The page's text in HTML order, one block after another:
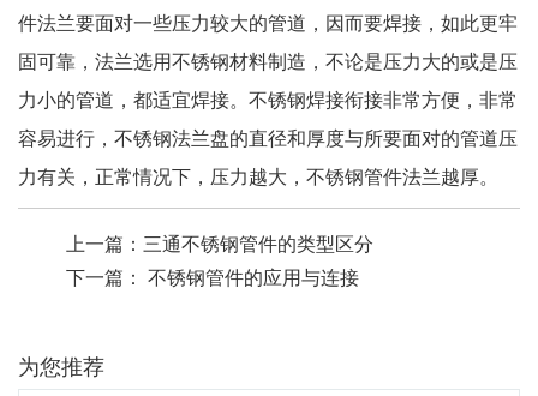
件法兰要面对一些压力较大的管道，因而要焊接，如此更牢
固可靠，法兰选用不锈钢材料制造，不论是压力大的或是压
力小的管道，都适宜焊接。不锈钢焊接衔接非常方便，非常
容易进行，不锈钢法兰盘的直径和厚度与所要面对的管道压
力有关，正常情况下，压力越大，不锈钢管件法兰越厚。
上一篇： 三通不锈钢管件的类型区分
下一篇： 不锈钢管件的应用与连接
为您推荐